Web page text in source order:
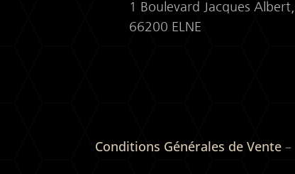
1 Boulevard Jacques Albert,
66200 ELNE
Conditions Générales de Vente –